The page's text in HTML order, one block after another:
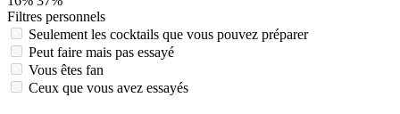
Filtres personnels
Seulement les cocktails que vous pouvez préparer
Peut faire mais pas essayé
Vous êtes fan
Ceux que vous avez essayés